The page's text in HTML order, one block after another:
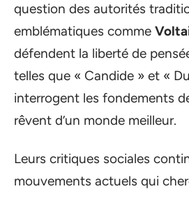
question des autorités
emblématiques comme
défendent la liberté de
telles que « Candide » et «
interrogent les fondements
rêvent d’un monde meilleur.
Leurs critiques sociales
mouvements actuels qui